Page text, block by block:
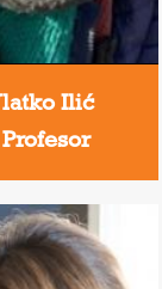
Ilić